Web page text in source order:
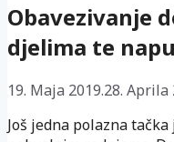
Obavezivanje
djelima te
19. Maja 2019.28. Aprila
Još jedna polazna